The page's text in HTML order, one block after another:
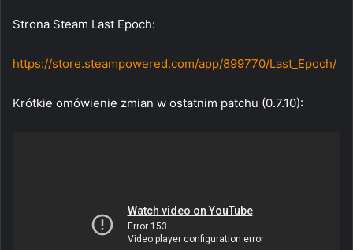
Strona Steam Last Epoch:
https://store.steampowered.com/app/899770/Last_Epoch/
Krótkie omówienie zmian w ostatnim patchu (0.7.10):